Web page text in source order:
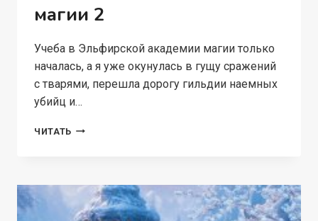
магии 2
Учеба в Эльфирской академии магии только
началась, а я уже окунулась в гущу сражений
с тварями, перешла дорогу гильдии наемных
убийц и…
ЧИТАТЬ ИМПЕРИЯ
МАГИИ